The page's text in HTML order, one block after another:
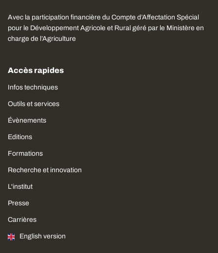
Avec la participation financière du Compte d’Affectation Spécial
pour le Développement Agricole et Rural géré par le Ministère en
charge de l’Agriculture
Accès rapides
Infos techniques
Outils et services
Évènements
Editions
Formations
Recherche et innovation
L'institut
Presse
Carrières
English version